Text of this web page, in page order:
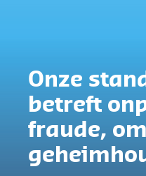
Onze
betreft
fraude,